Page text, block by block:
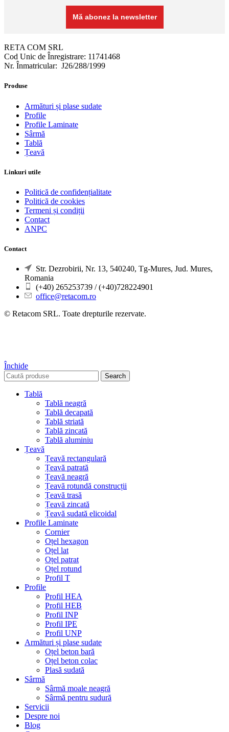
RETA COM SRL
Cod Unic de Înregistrare: 11741468
Nr. Înmatricular: J26/288/1999
Produse
Armături și plase sudate
Profile
Profile Laminate
Sârmă
Tablă
Țeavă
Linkuri utile
Politică de confidențialitate
Politică de cookies
Termeni și condiții
Contact
ANPC
Contact
Str. Dezrobirii, Nr. 13, 540240, Tg-Mures, Jud. Mures,
Romania
(+40) 265253739 / (+40)728224901
office@retacom.ro
© Retacom SRL. Toate drepturile rezervate.
Închide
Search
Tablă
Tablă neagră
Tablă decapată
Tablă striată
Tablă zincată
Tablă aluminiu
Țeavă
Țeavă rectangulară
Țeavă patrată
Țeavă neagră
Țeavă rotundă construcții
Țeavă trasă
Țeavă zincată
Țeavă sudată elicoidal
Profile Laminate
Cornier
Oțel hexagon
Oțel lat
Oțel patrat
Oțel rotund
Profil T
Profile
Profil HEA
Profil HEB
Profil INP
Profil IPE
Profil UNP
Armături și plase sudate
Oțel beton bară
Oțel beton colac
Plasă sudată
Sârmă
Sârmă moale neagră
Sârmă pentru sudură
Servicii
Despre noi
Blog